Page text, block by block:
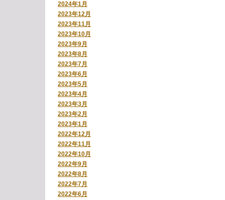
2024年1月
2023年12月
2023年11月
2023年10月
2023年9月
2023年8月
2023年7月
2023年6月
2023年5月
2023年4月
2023年3月
2023年2月
2023年1月
2022年12月
2022年11月
2022年10月
2022年9月
2022年8月
2022年7月
2022年6月